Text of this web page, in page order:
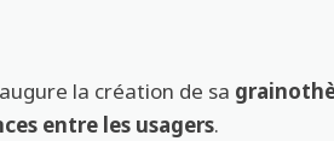
la création de sa
entre les usagers.